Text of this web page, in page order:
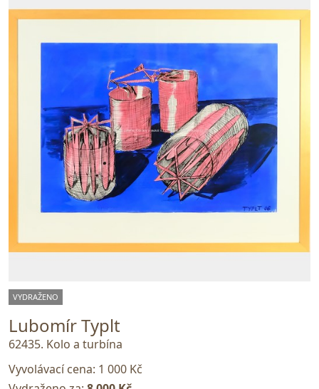
VYDRAŽENO
Lubomír Typlt
62435. Kolo a turbína
Vyvolávací cena: 1 000 Kč